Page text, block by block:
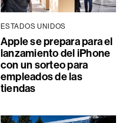
ESTADOS UNIDOS
Apple se prepara para el
lanzamiento del iPhone
con un sorteo para
empleados de las
tiendas